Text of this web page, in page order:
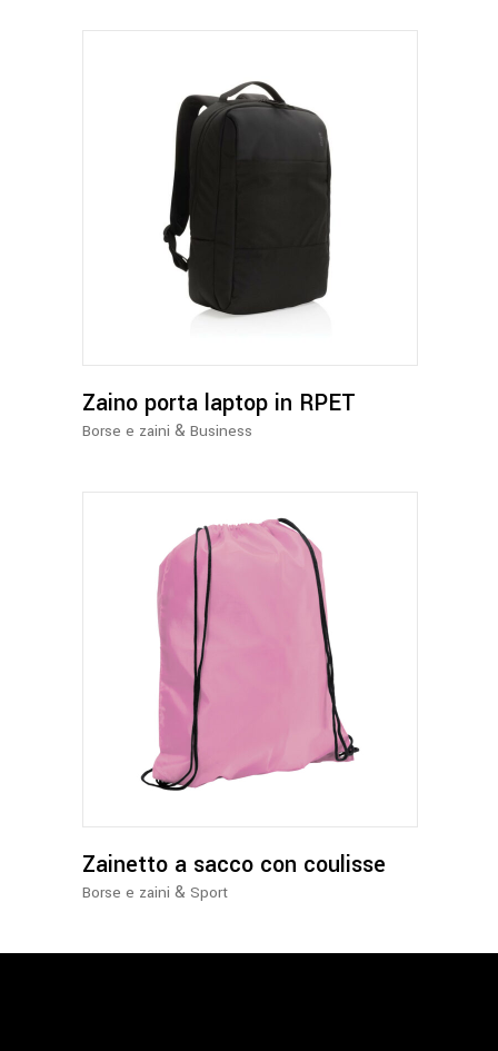
Zaino porta laptop in RPET
Borse e zaini & Business
varianti.
opzioni
possono
Zainetto a sacco con coulisse
Borse e zaini & Sport